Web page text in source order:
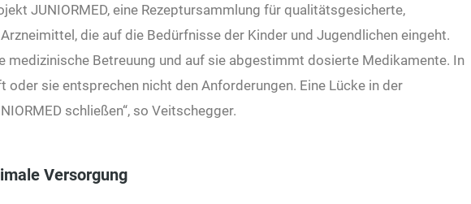
JUNIORMED, eine Rezeptursammlung für qualitätsgesicherte,
die auf die Bedürfnisse der Kinder und Jugendlichen eingeht.
medizinische Betreuung und auf sie abgestimmt dosierte Medikamente. In
oder sie entsprechen nicht den Anforderungen. Eine Lücke in der
schließen“, so Veitschegger.
Versorgung